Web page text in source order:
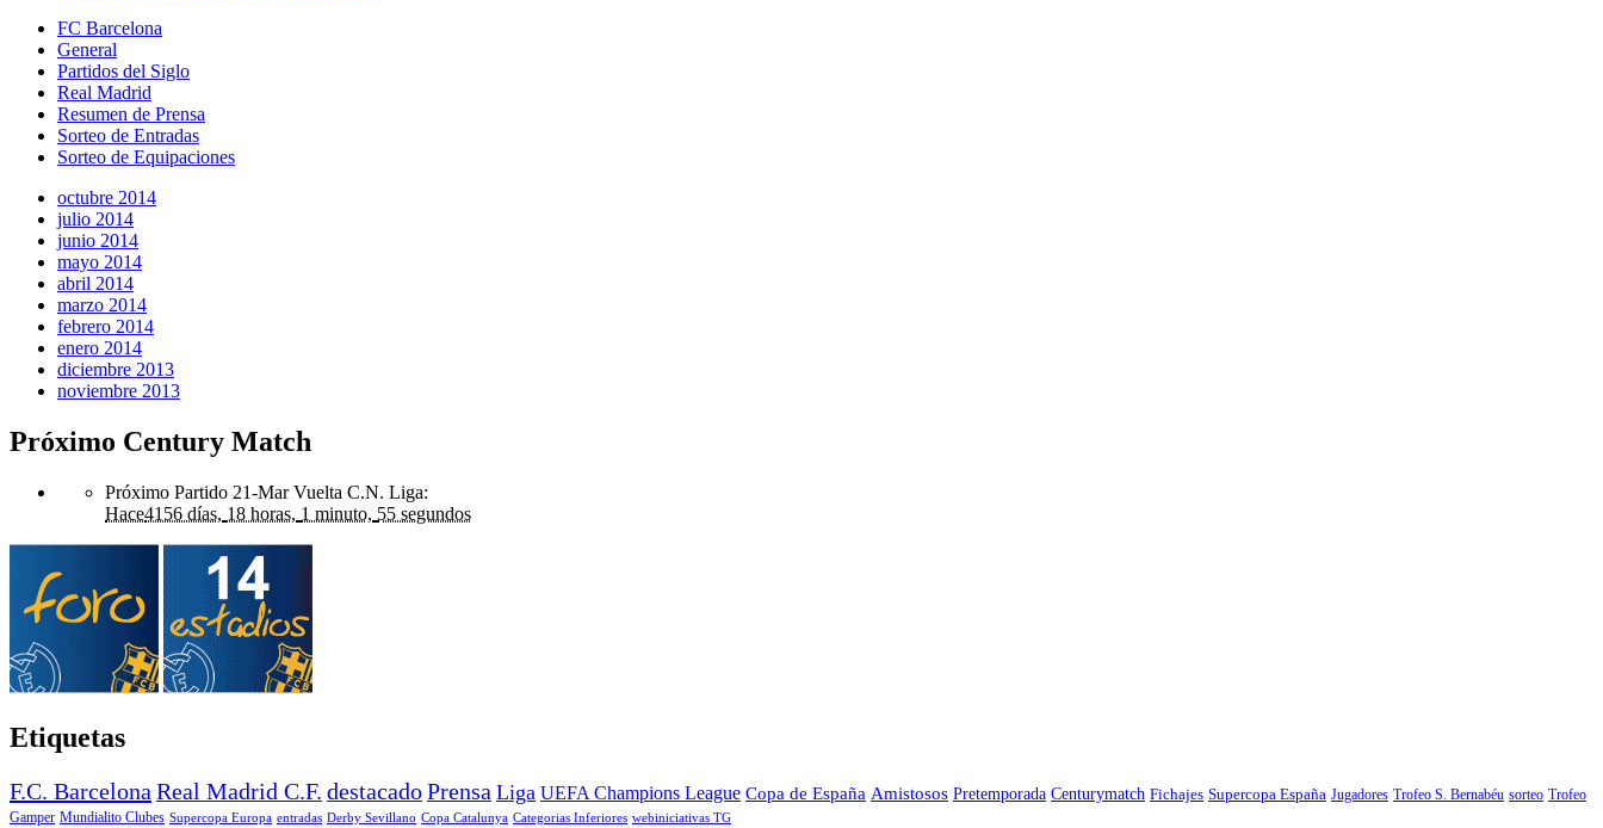
FC Barcelona
General
Partidos del Siglo
Real Madrid
Resumen de Prensa
Sorteo de Entradas
Sorteo de Equipaciones
octubre 2014
julio 2014
junio 2014
mayo 2014
abril 2014
marzo 2014
febrero 2014
enero 2014
diciembre 2013
noviembre 2013
Próximo Century Match
Próximo Partido 21-Mar Vuelta C.N. Liga:
Hace4156 días, 18 horas, 1 minuto, 55 segundos
Etiquetas
F.C. Barcelona Real Madrid C.F. destacadoPrensa Liga UEFA Champions League Copa de España Amistosos Pretemporada Centurymatch Fichajes Supercopa España Jugadores Trofeo S. Bernabéu sorteo Trofeo
Gamper Mundialito Clubes Supercopa Europa entradas Derby Sevillano Copa Catalunya Categorias Inferiores webiniciativas TG